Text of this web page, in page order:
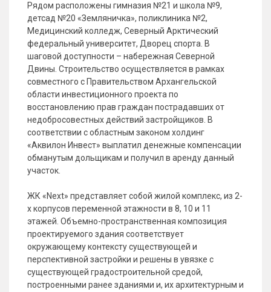
Рядом расположены гимназия №21 и школа №9,
детсад №20 «Земляничка», поликлиника №2,
Медицинский колледж, Северный Арктический
федеральный университет, Дворец спорта. В
шаговой доступности – набережная Северной
Двины. Строительство осуществляется в рамках
совместного с Правительством Архангельской
области инвестиционного проекта по
восстановлению прав граждан пострадавших от
недобросовестных действий застройщиков. В
соответствии с областным законом холдинг
«Аквилон Инвест» выплатил денежные компенсации
обманутым дольщикам и получил в аренду данный
участок.
ЖК «Next» представляет собой жилой комплекс, из 2-
х корпусов переменной этажности в 8, 10 и 11
этажей. Объемно-пространственная композиция
проектируемого здания соответствует
окружающему контексту существующей и
перспективной застройки и решены в увязке с
существующей градостроительной средой,
построенными ранее зданиями и, их архитектурным и